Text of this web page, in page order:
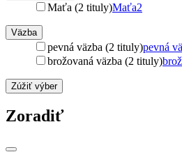
Maťa (2 tituly)Maťa2
Väzba
pevná väzba (2 tituly)pevná
brožovaná väzba (2 tituly)
Zúžiť výber
Zoradiť